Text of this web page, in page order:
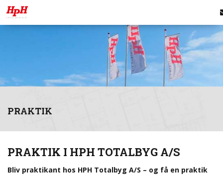
PRAKTIK
PRAKTIK I HPH TOTALBYG A/S
Bliv praktikant hos HPH Totalbyg A/S – og få en praktik